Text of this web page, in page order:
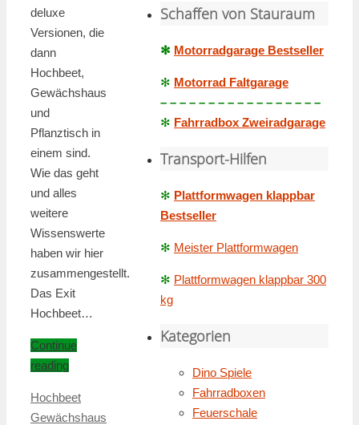
deluxe
Versionen, die
dann
Hochbeet,
Gewächshaus
und
Pflanztisch in
einem sind.
Wie das geht
und alles
weitere
Wissenswerte
haben wir hier
zusammengestellt.
Das Exit
Hochbeet…
Continue
reading
Hochbeet
Gewächshaus
Schaffen von Stauraum
✻ Motorradgarage Bestseller
✻ Motorrad Faltgarage
– – – – – – – – – – – – – – – – –
✻ Fahrradbox Zweiradgarage
Transport-Hilfen
✻ Plattformwagen klappbar
Bestseller
✻ Meister Plattformwagen
✻ Plattformwagen klappbar 300
kg
Kategorien
Dino Spiele
Fahrradboxen
Feuerschale